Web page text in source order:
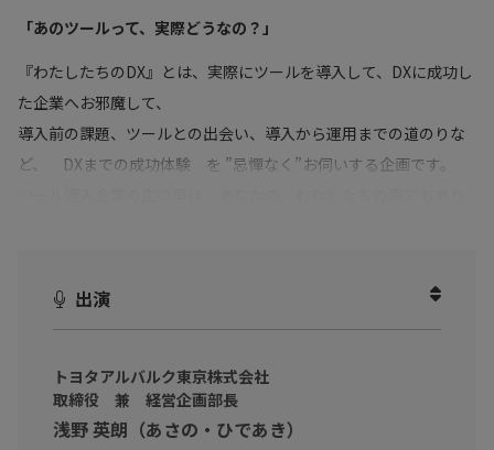
「あのツールって、実際どうなの？」
『わたしたちのDX』とは、実際にツールを導入して、DXに成功し
た企業へお邪魔して、
導入前の課題、ツールとの出会い、導入から運用までの道のりな
ど、 DXまでの成功体験 を ”忌憚なく”お伺いする企画です。
《学び》「なるほど、こうやって浸透させればいいのか」
《希望》「ツールを導入したら、わたしたちの未来が変わるかも
今回は、電子契約・契約書管理サービス
ウド契約」を利用している トヨタアルバルク東京株式会社様
出演
トヨタアルバルク東京株式会社
取締役 兼 経営企画部長
浅野 英朗（あさの・ひであき）